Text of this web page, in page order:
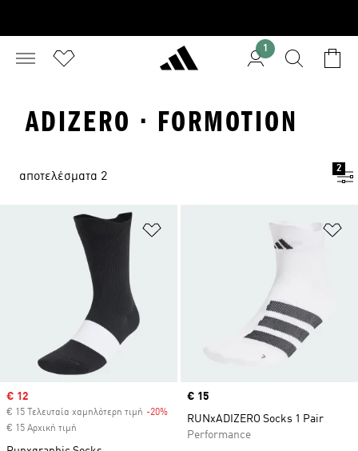
1
ADIZERO · FORMOTION
αποτελέσματα 2
2
Προσθήκη στη Λίστα Επιθυμιών
Sale price
€ 12
€ 15 Τελευταία χαμηλότερη τιμή -20% Discount
€ 15 Αρχική τιμή
Price
€ 15
RUNxADIZERO Socks 1 Pair
Performance